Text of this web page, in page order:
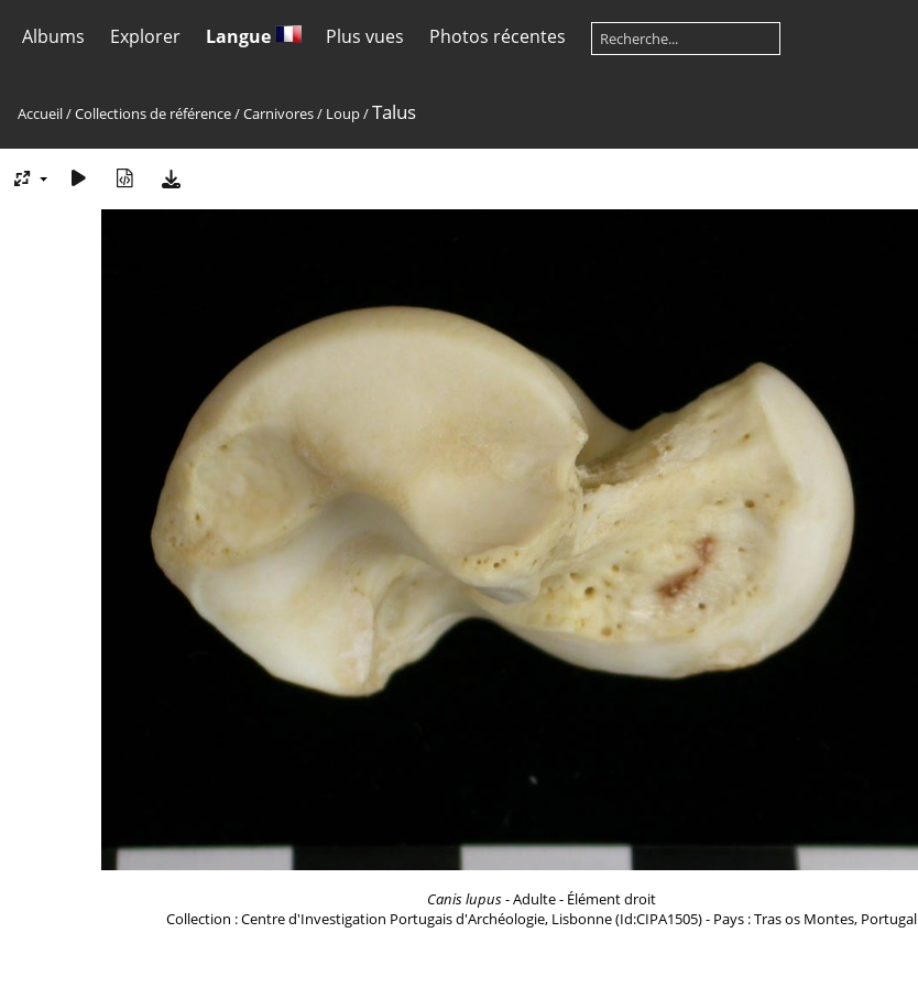
Albums Explorer Langue Plus vues Photos récentes
Accueil/Collections de référence/Carnivores/ Loup/Talus
Canis lupus- Adulte - Élément droit
Collection : Centre d'Investigation Portugais d'Archéologie, Lisbonne (Id:CIPA1505) - Pays : Tras os Montes, Portugal